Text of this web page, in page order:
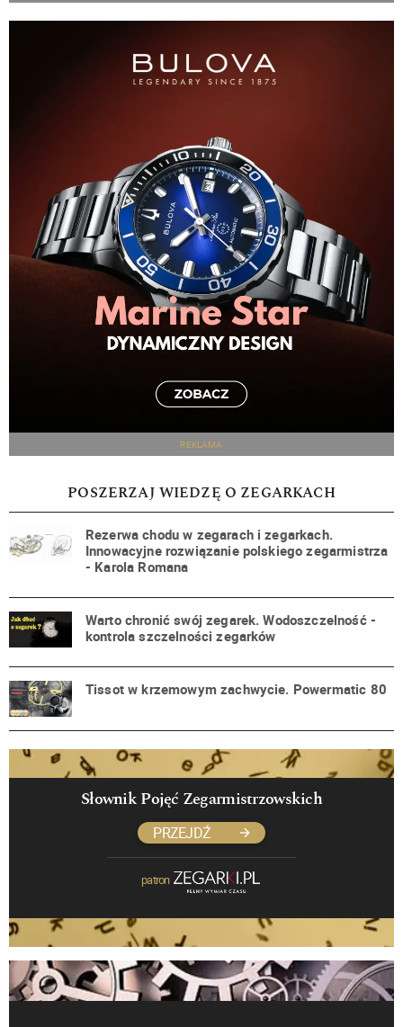
REKLAMA
POSZERZAJ WIEDZĘ O ZEGARKACH
Rezerwa chodu w zegarach i zegarkach.
Innowacyjne rozwiązanie polskiego zegarmistrza
- Karola Romana
Warto chronić swój zegarek. Wodoszczelność -
kontrola szczelności zegarków
Tissot w krzemowym zachwycie. Powermatic 80
Słownik Pojęć Zegarmistrzowskich
PRZEJDŹ
patron